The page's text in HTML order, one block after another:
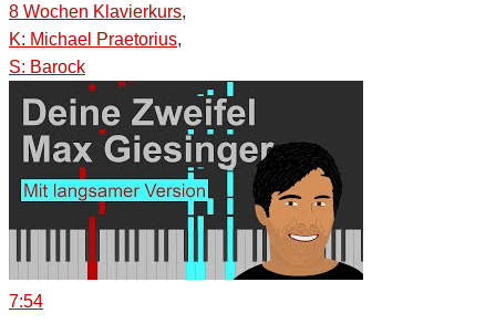
8 Wochen Klavierkurs,
K: Michael Praetorius,
S: Barock
7:54